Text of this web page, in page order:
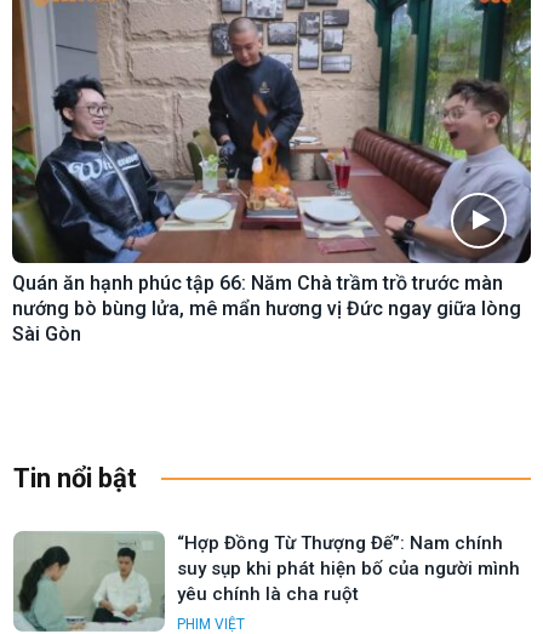
Quán ăn hạnh phúc tập 66: Năm Chà trầm trồ trước màn
nướng bò bùng lửa, mê mẩn hương vị Đức ngay giữa lòng
Sài Gòn
Tin nổi bật
“Hợp Đồng Từ Thượng Đế”: Nam chính
suy sụp khi phát hiện bố của người mình
yêu chính là cha ruột
PHIM VIỆT